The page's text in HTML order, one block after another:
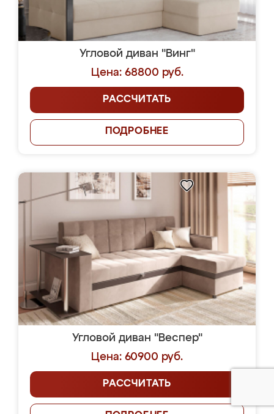
Угловой диван "Винг"
Цена: 68800 руб.
РАССЧИТАТЬ
ПОДРОБНЕЕ
Угловой диван "Веспер"
Цена: 60900 руб.
РАССЧИТАТЬ